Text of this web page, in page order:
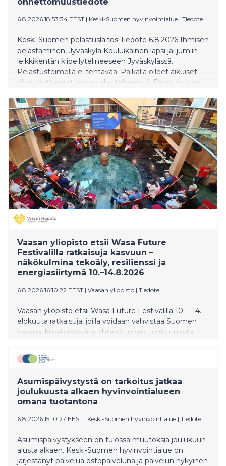
6.8.2026 18:53:34 EEST | Keski-Suomen hyvinvointialue | Tiedote
Keski-Suomen pelastuslaitos Tiedote 6.8.2026 Ihmisen
pelastaminen, Jyväskylä Kouluikäinen lapsi jäi jumiin
leikkikentän kiipeilytelineeseen Jyväskylässä.
Pelastustoimella ei tehtävää. Paikalla olleet aikuiset
olivat auttaneet lapsen alas telineestä. Pelastustoimi
Vaasan yliopisto etsii Wasa Future
Festivalilla ratkaisuja kasvuun –
näkökulmina tekoäly, resilienssi ja
energiasiirtymä 10.–14.8.2026
6.8.2026 16:10:22 EEST | Vaasan yliopisto | Tiedote
Vaasan yliopisto etsii Wasa Future Festivalilla 10. – 14.
elokuuta ratkaisuja, joilla voidaan vahvistaa Suomen
kasvua, kilpailukykyä ja yhteiskunnan uudistumista.
tekoälyä, startup-yrittäjyyttä, energiasiirtymää,
datakeskuksia, avaruustaloutta, resilienssiä sekä
investointien tukena.
Asumispäivystystä on tarkoitus jatkaa
joulukuusta alkaen hyvinvointialueen
omana tuotantona
6.8.2026 15:10:27 EEST | Keski-Suomen hyvinvointialue | Tiedote
Asumispäivystykseen on tulossa muutoksia joulukuun
alusta alkaen. Keski-Suomen hyvinvointialue on
järjestänyt palvelua ostopalveluna ja palvelun nykyinen